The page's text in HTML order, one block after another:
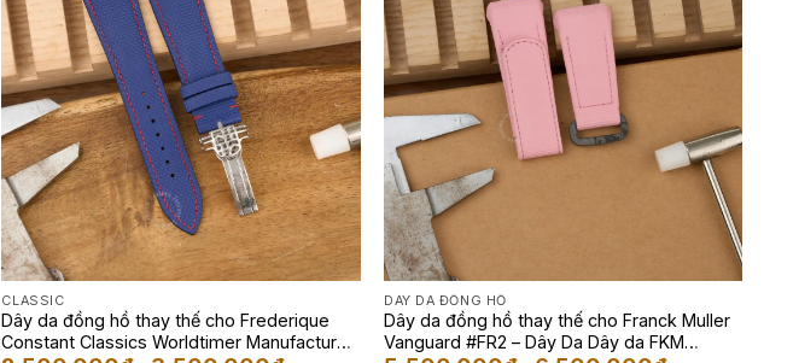
CLASSIC
Dây da đồng hồ thay thế cho Frederique
Constant Classics Worldtimer Manufacture
DÂY DA ĐỒNG HỒ
Dây da đồng hồ thay thế cho Franck Muller
Vanguard #FR2 – Dây Da Dây da FKM